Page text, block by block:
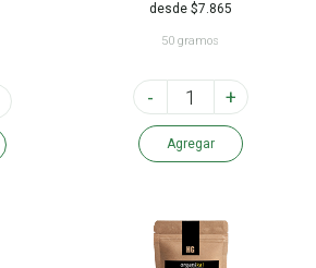
desde $7.865
50 gramos
- +
Agregar